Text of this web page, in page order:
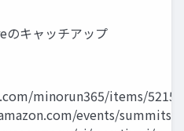
のキャッチアップ
minorun365/items/
events/summits/